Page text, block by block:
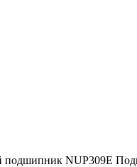
подшипник NUP309E